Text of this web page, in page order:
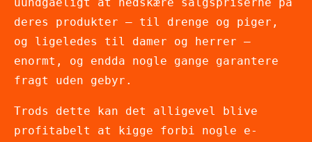
deres produkter – til drenge og piger,
og ligeledes til damer og herrer –
enormt, og endda nogle gange garantere
fragt uden gebyr.
Trods dette kan det alligevel blive
profitabelt at kigge forbi nogle e-